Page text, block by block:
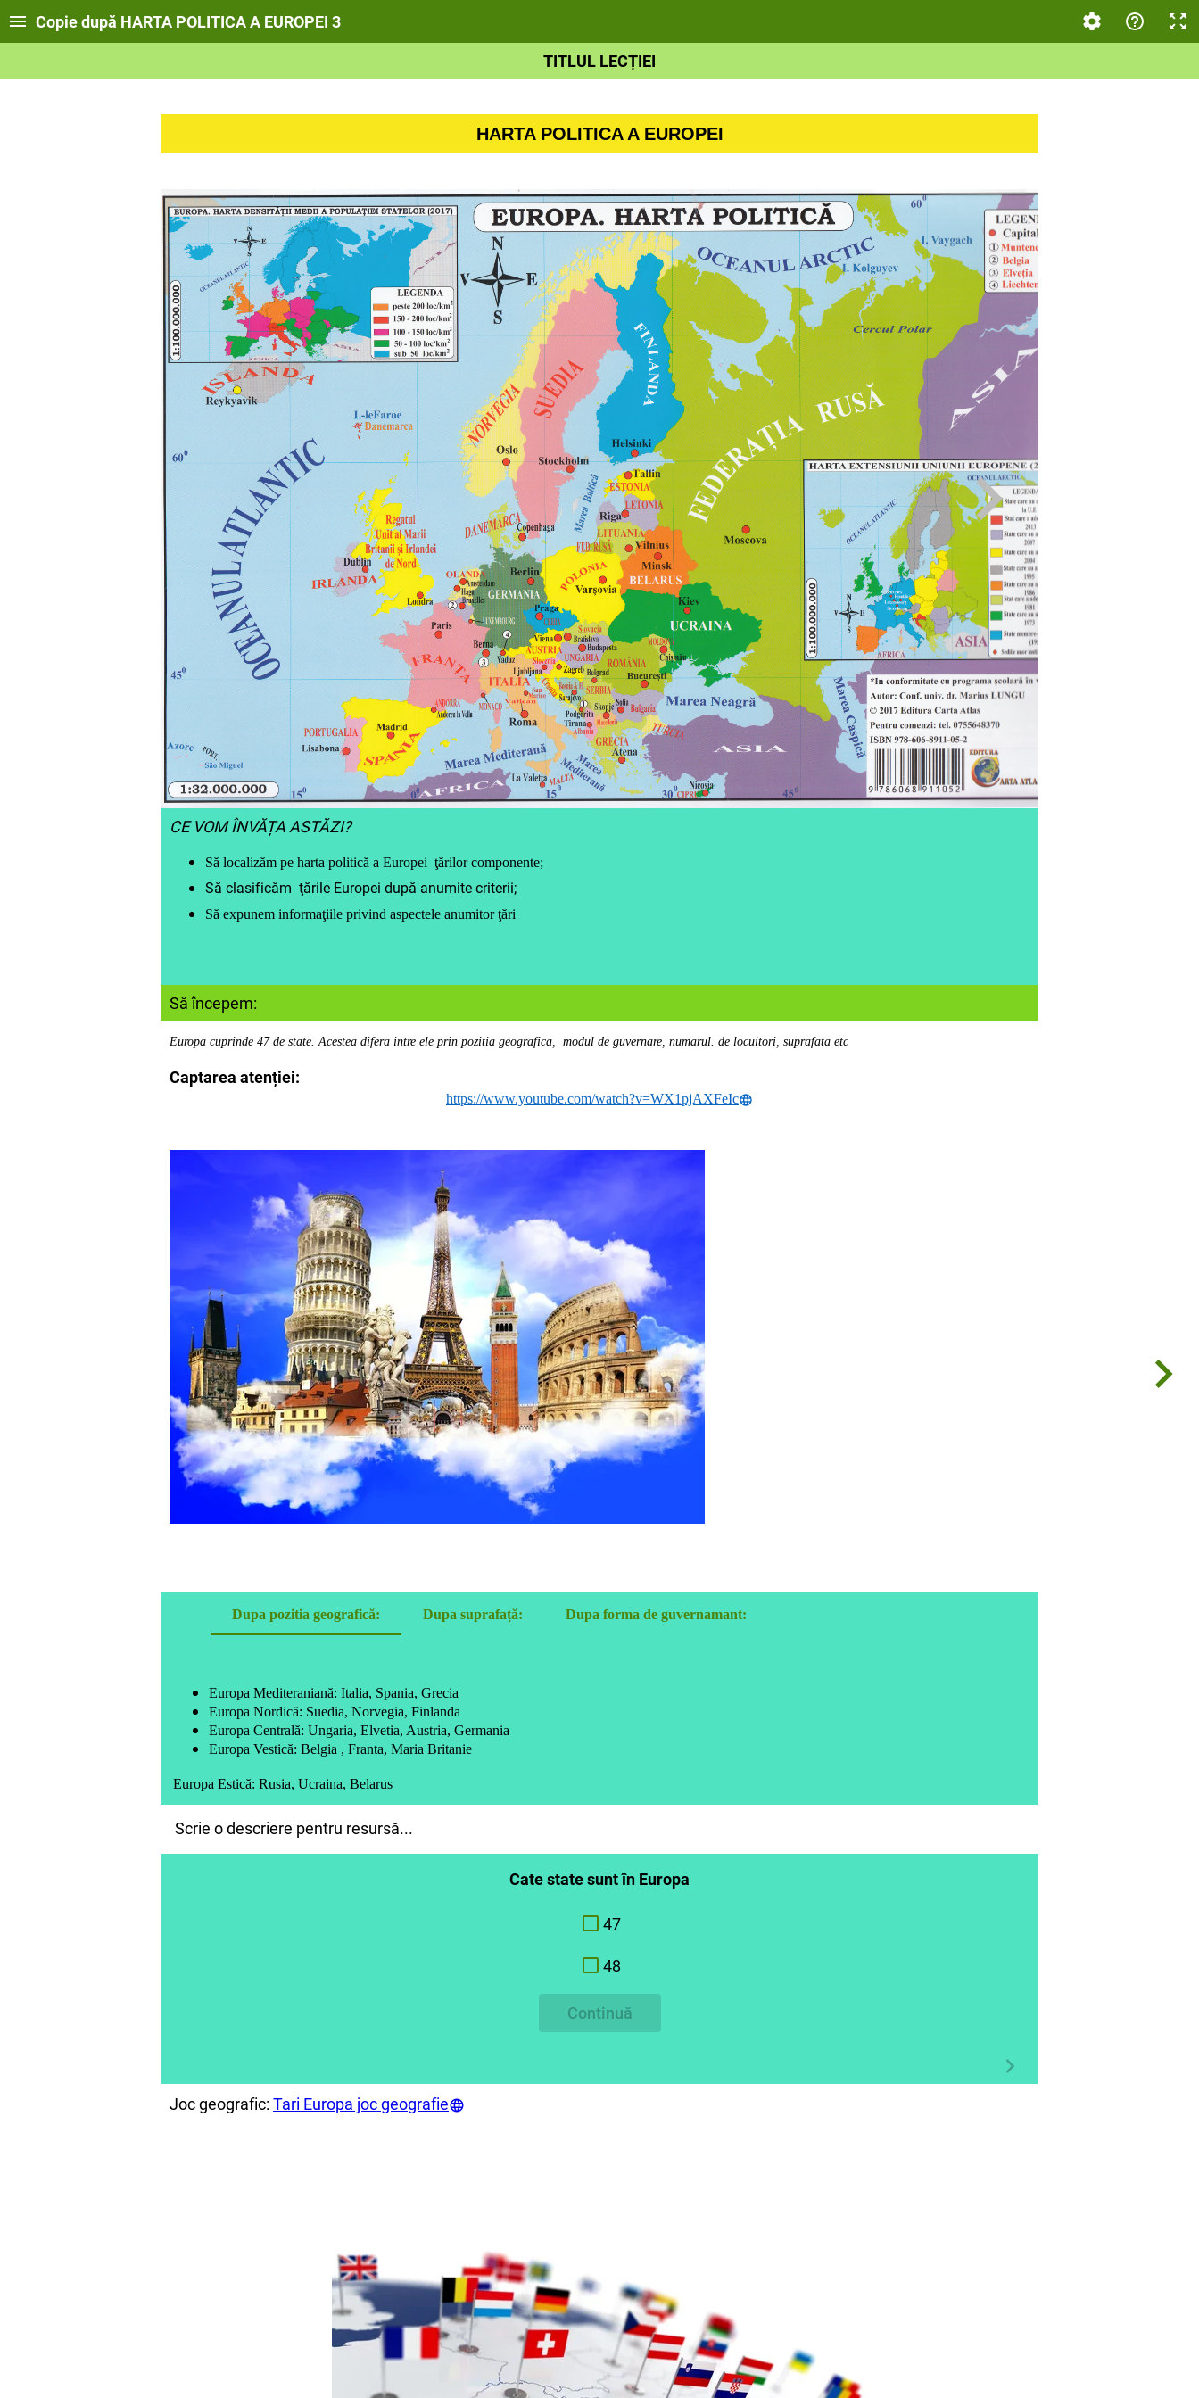
Copie după HARTA POLITICA A EUROPEI 3
TITLUL LECȚIEI
HARTA POLITICA A EUROPEI
CE VOM ÎNVĂȚA ASTĂZI?
Să localizăm pe harta politică a Europei ţărilor componente;
Să clasificăm ţările Europei după anumite criterii;
Să expunem informaţiile privind aspectele anumitor ţări
Să începem:
Europa cuprinde 47 de state. Acestea difera intre ele prin pozitia geografica, modul de guvernare, numarul. de locuitori, suprafata etc
Captarea atenției:
https://www.youtube.com/watch?v=WX1pjAXFeIc
Dupa pozitia geografică: Dupa suprafață: Dupa forma de guvernamant:
Europa Mediteraniană: Italia, Spania, Grecia
Europa Nordică: Suedia, Norvegia, Finlanda
Europa Centrală: Ungaria, Elvetia, Austria, Germania
Europa Vestică: Belgia , Franta, Maria Britanie
Europa Estică: Rusia, Ucraina, Belarus
Scrie o descriere pentru resursă...
Cate state sunt în Europa
47
48
Continuă
Joc geografic: Tari Europa joc geografie